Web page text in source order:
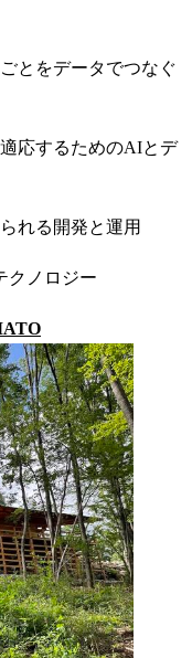
とをデータでつなぐ
応するためのAIとデ
れる開発と運用
クノロジー